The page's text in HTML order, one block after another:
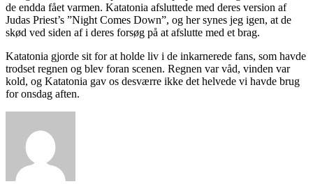
de endda fået varmen. Katatonia afsluttede med deres version af
Judas Priest’s ”Night Comes Down”, og her synes jeg igen, at de
skød ved siden af i deres forsøg på at afslutte med et brag.
Katatonia gjorde sit for at holde liv i de inkarnerede fans, som havde
trodset regnen og blev foran scenen. Regnen var våd, vinden var
kold, og Katatonia gav os desværre ikke det helvede vi havde brug
for onsdag aften.